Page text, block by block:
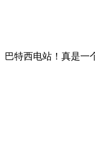
巴特西电站！真是一